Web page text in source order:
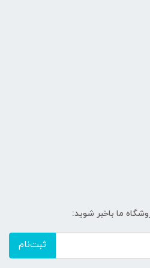
ما باخبر شوید:
ثبت‌نام